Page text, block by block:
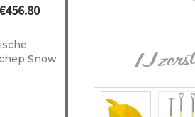
€456.80Prijsklasse:
Snow